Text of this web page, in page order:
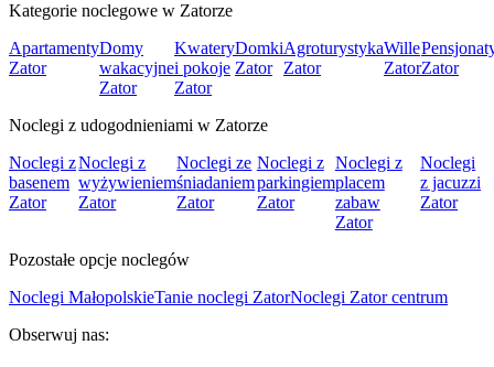
Kategorie noclegowe w Zatorze
Apartamenty
Zator
Domy
wakacyjne
Zator
Kwatery
i pokoje
Zator
Domki
Zator
Agroturystyka
Zator
Wille
ZatorZator
Noclegi z udogodnieniami w Zatorze
Noclegi z
basenem
Zator
Noclegi z
wyżywieniem
Zator
Noclegi ze
śniadaniem
Zator
Noclegi z
parkingiem
Zator
Noclegi z
placem
zabaw
Zator
Noclegi
z jacuzzi
Zator
Pozostałe opcje noclegów
Noclegi MałopolskieTanie noclegi ZatorNoclegi Zator centrum
Obserwuj nas: